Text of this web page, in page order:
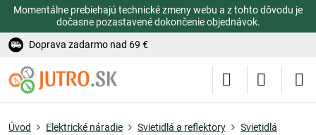
Momentálne prebiehajú technické zmeny webu a z tohto dôvodu je
dočasne pozastavené dokončenie objednávok.
Doprava zadarmo nad 69 €
Úvod Elektrické náradie Svietidlá a reflektory Svietidlá